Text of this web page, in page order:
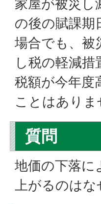
家屋が被災し
の後の賦課期
場合でも、被
し税の軽減
税額が今年度
ことはありま
質問
地価の下落に
上がるのはな